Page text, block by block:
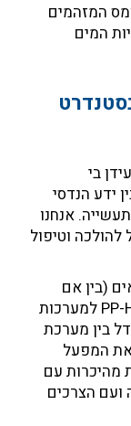
המזהמים
המים
בי
ידע הנדסי
אנחנו
וטיפול
(בין אם
מדובר ב-HDPE לצנרת תת-קרקעית או ב-PP-H למערכות
בין מערכת
המפעל
מהיכרות עם
הצרכים